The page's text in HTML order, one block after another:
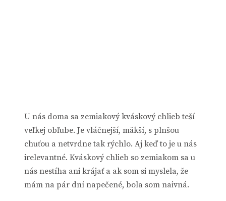
U nás doma sa zemiakový kváskový chlieb teší
veľkej obľube. Je vláčnejší, mäkší, s plnšou
chuťou a netvrdne tak rýchlo. Aj keď to je u nás
irelevantné. Kváskový chlieb so zemiakom sa u
nás nestíha ani krájať a ak som si myslela, že
mám na pár dní napečené, bola som naivná.